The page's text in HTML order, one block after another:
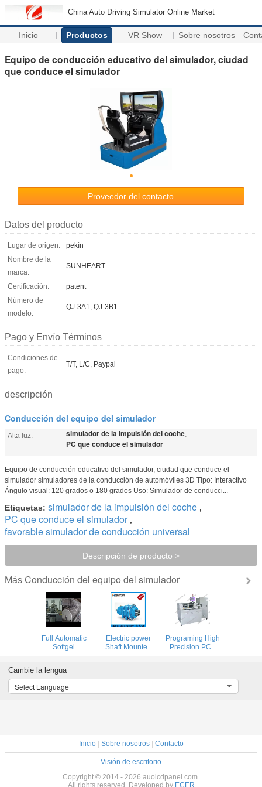
China Auto Driving Simulator Online Market
Inicio Productos VR Show Sobre nosotros
Equipo de conducción educativo del simulador, ciudad
que conduce el simulador
Proveedor del contacto
Datos del producto
Lugar de origen:
pekín
Nombre de la
marca:
SUNHEART
Certificación:
patent
Número de
modelo:
QJ-3A1, QJ-3B1
Pago y Envío Términos
Condiciones de
pago:
T/T, L/C, Paypal
descripción
Conducción del equipo del simulador
Alta luz: simulador de la impulsión del coche,
PC que conduce el simulador
Equipo de conducción educativo del simulador, ciudad que conduce el
simulador simuladores de la conducción de automóviles 3D Tipo: Interactivo
Ángulo visual: 120 grados o 180 grados Uso: Simulador de conducci...
Etiquetas: simulador de la impulsión del coche ,
PC que conduce el simulador ,
favorable simulador de conducción universal
Descripción de producto >
Más Conducción del equipo del simulador
Full Automatic
Softgel
Pharmaceutical
With PLC Control
Electric power
Shaft Mounted
Gear Box steel
Programing High
Precision PCB
Cambie la lengua
Select Language
Inicio| Sobre nosotros| Contacto
Visión de escritorio
Copyright © 2014 - 2026 auolcdpanel.com.
All rights reserved. Developed by ECER